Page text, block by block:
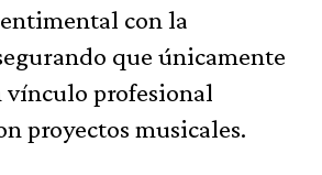
con la
que únicamente
profesional
proyectos musicales.